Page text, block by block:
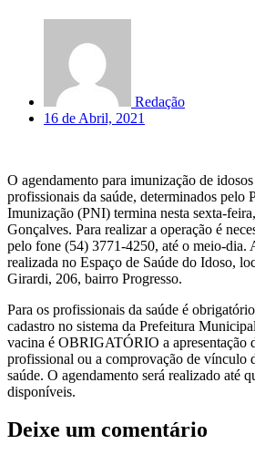
Redação
16 de Abril, 2021
O agendamento para imunização de
profissionais da saúde, determinados pelo
Imunização (PNI) termina nesta sexta-
Gonçalves. Para realizar a operação é
pelo fone (54) 3771-4250, até o meio-dia.
realizada no Espaço de Saúde do Idoso,
Girardi, 206, bairro Progresso.
Para os profissionais da saúde é
cadastro no sistema da Prefeitura
vacina é OBRIGATÓRIO a apresentação
profissional ou a comprovação de vínculo
saúde. O agendamento será realizado até
disponíveis.
Deixe um comentário